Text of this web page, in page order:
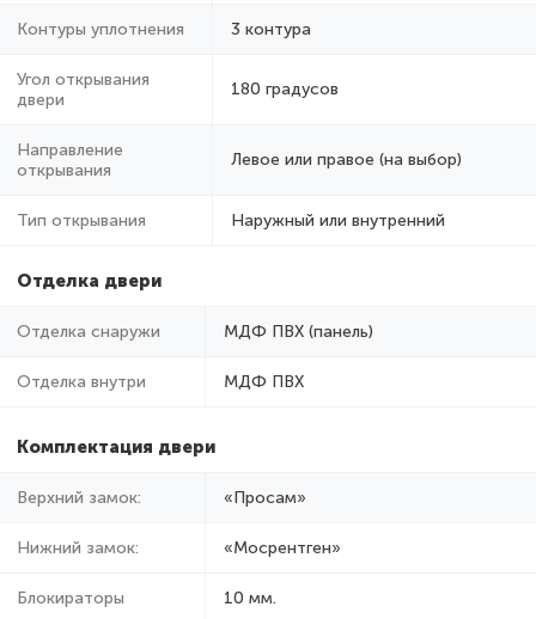
Контуры уплотнения 3 контура
Угол открывания
двери
180 градусов
Направление
открывания
Левое или правое (на выбор)
Тип открывания Наружный или внутренний
Отделка двери
Отделка снаружи МДФ ПВХ (панель)
Отделка внутри МДФ ПВХ
Комплектация двери
Верхний замок: «Просам»
Нижний замок: «Мосрентген»
Блокираторы 10 мм.